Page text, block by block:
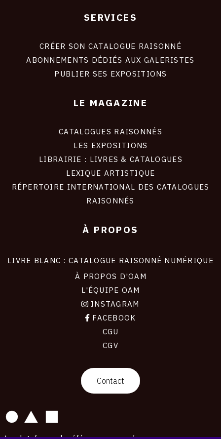
SERVICES
CRÉER SON CATALOGUE RAISONNÉ
ABONNEMENTS DÉDIÉS AUX GALERISTES
PUBLIER SES EXPOSITIONS
LE MAGAZINE
CATALOGUES RAISONNÉS
LES EXPOSITIONS
LIBRAIRIE : LIVRES & CATALOGUES
LEXIQUE ARTISTIQUE
RÉPERTOIRE INTERNATIONAL DES CATALOGUES
RAISONNÉS
À PROPOS
LIVRE BLANC : CATALOGUE RAISONNÉ NUMÉRIQUE
À PROPOS D'OAM
L'ÉQUIPE OAM
INSTAGRAM
FACEBOOK
CGU
CGV
Contact